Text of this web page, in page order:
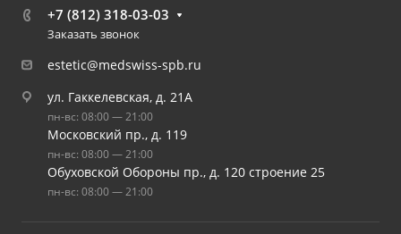
+7 (812) 318-03-03
Заказать звонок
estetic@medswiss-spb.ru
ул. Гаккелевская, д. 21А
пн-вс: 08:00 — 21:00
Московский пр., д. 119
пн-вс: 08:00 — 21:00
Обуховской Обороны пр., д. 120 строение 25
пн-вс: 08:00 — 21:00